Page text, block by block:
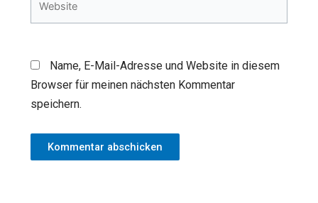
Name, E-Mail-Adresse und Website in diesem
Browser für meinen nächsten Kommentar
speichern.